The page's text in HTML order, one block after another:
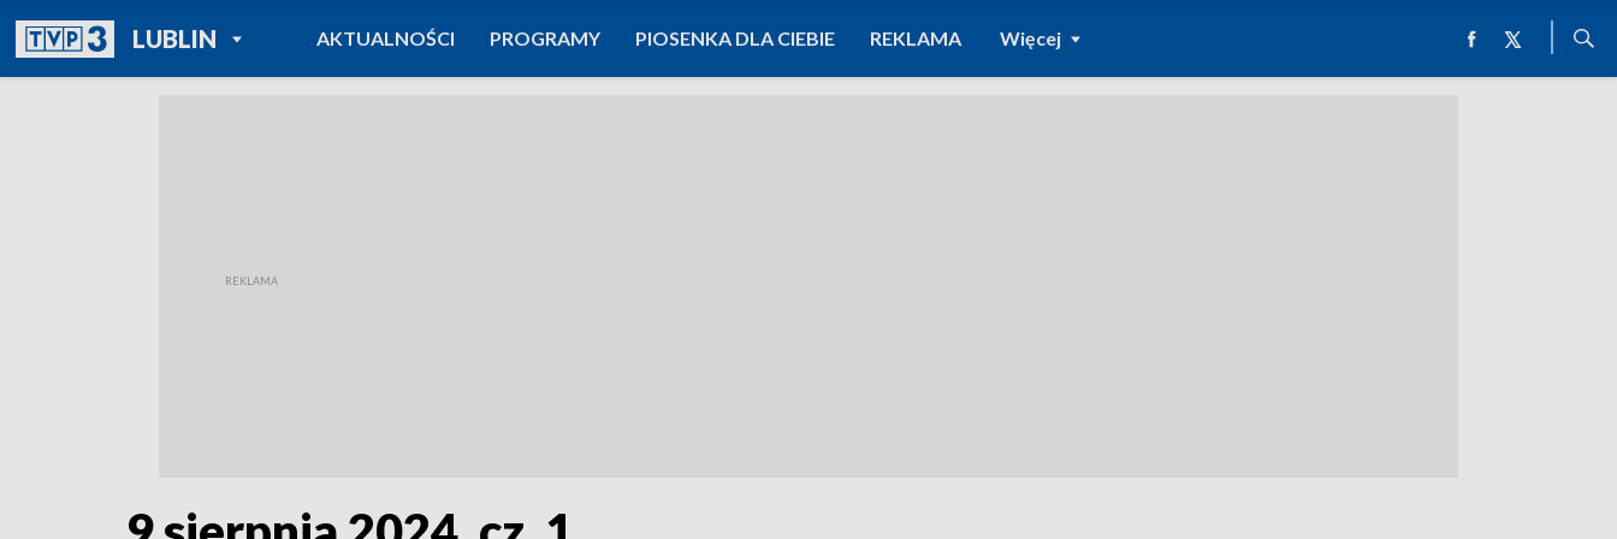
LUBLINPOWRÓT DO
TVP REGIONY
AKTUALNOŚCI PROGRAMY PIOSENKA DLA CIEBIE REKLAMA Więcej